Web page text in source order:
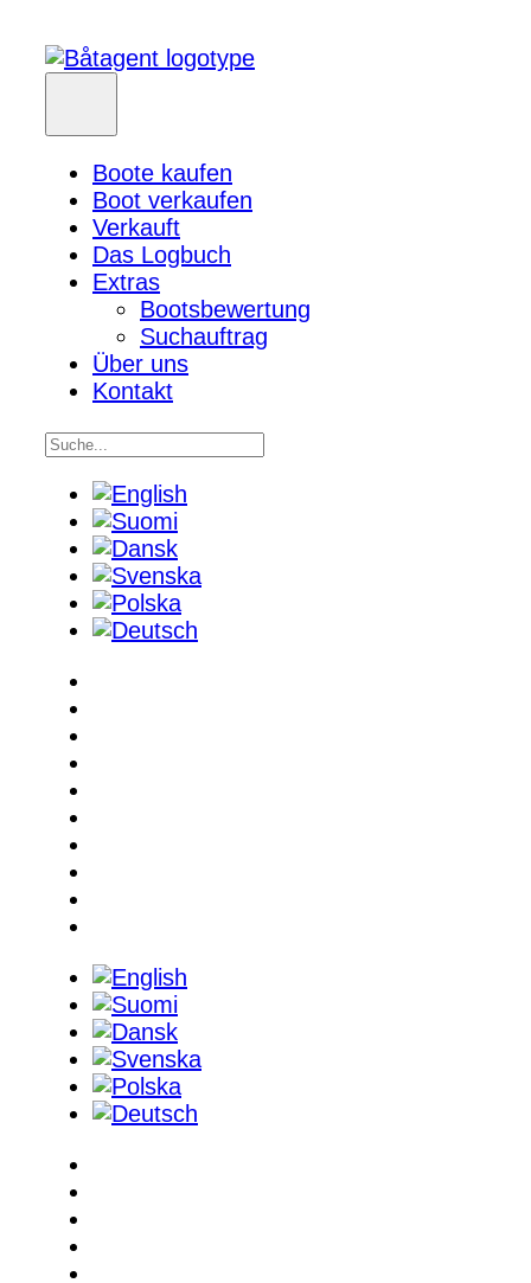
Boote kaufen
Boot verkaufen
Verkauft
Das Logbuch
Extras
Bootsbewertung
Suchauftrag
Über uns
Kontakt